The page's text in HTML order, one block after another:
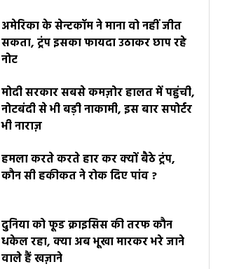
अमेरिका के सेन्टकॉम ने माना वो नहीं जीत
सकता, ट्रंप इसका फायदा उठाकर छाप रहे
नोट
मोदी सरकार सबसे कमज़ोर हालत में पहुंची,
नोटबंदी से भी बड़ी नाकामी, इस बार सपोर्टर
भी नाराज़
हमला करते करते हार कर क्यों बैठे ट्रंप,
कौन सी हकीकत ने रोक दिए पांव ?
दुनिया को फूड क्राइसिस की तरफ कौन
धकेल रहा, क्या अब भूखा मारकर भरे जाने
वाले हैं खज़ाने